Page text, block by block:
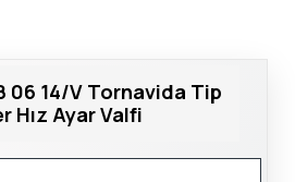
06 14/V Tornavida Tip
Hız Ayar Valfi